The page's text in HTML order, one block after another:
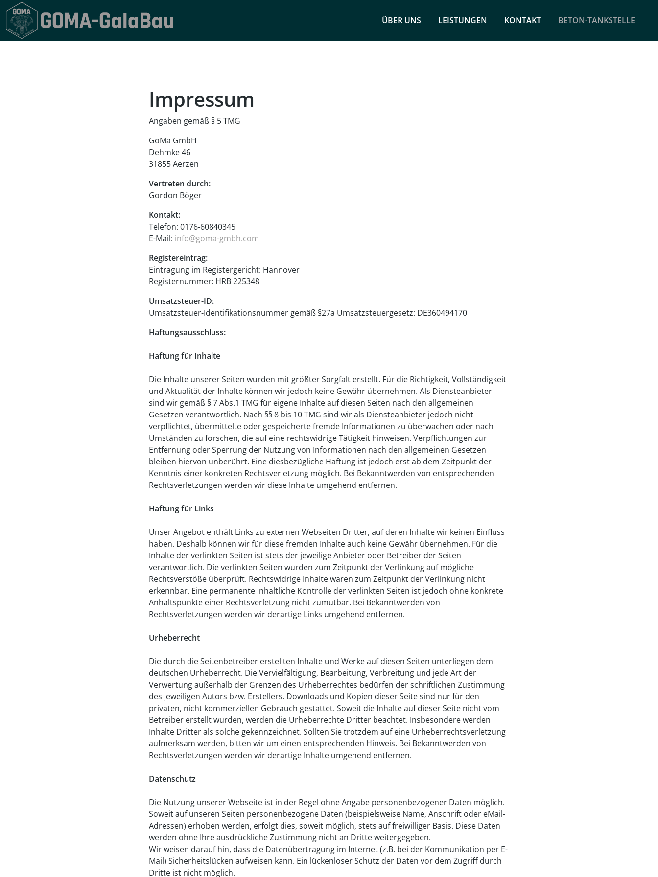
ÜBER UNS LEISTUNGEN KONTAKT BETON-TANKSTELLE
Impressum
Angaben gemäß § 5 TMG
GoMa GmbH
Dehmke 46
31855 Aerzen
Vertreten durch:
Gordon Böger
Kontakt:
Telefon: 0176-60840345
E-Mail: info@goma-gmbh.com
Registereintrag:
Eintragung im Registergericht: Hannover
Registernummer: HRB 225348
Umsatzsteuer-ID:
Umsatzsteuer-Identifikationsnummer gemäß §27a Umsatzsteuergesetz: DE360494170
Haftungsausschluss:
Haftung für Inhalte
Die Inhalte unserer Seiten wurden mit größter Sorgfalt erstellt. Für die Richtigkeit, Vollständigkeit
und Aktualität der Inhalte können wir jedoch keine Gewähr übernehmen. Als Diensteanbieter
sind wir gemäß § 7 Abs.1 TMG für eigene Inhalte auf diesen Seiten nach den allgemeinen
Gesetzen verantwortlich. Nach §§ 8 bis 10 TMG sind wir als Diensteanbieter jedoch nicht
verpflichtet, übermittelte oder gespeicherte fremde Informationen zu überwachen oder nach
Umständen zu forschen, die auf eine rechtswidrige Tätigkeit hinweisen. Verpflichtungen zur
Entfernung oder Sperrung der Nutzung von Informationen nach den allgemeinen Gesetzen
bleiben hiervon unberührt. Eine diesbezügliche Haftung ist jedoch erst ab dem Zeitpunkt der
Kenntnis einer konkreten Rechtsverletzung möglich. Bei Bekanntwerden von entsprechenden
Rechtsverletzungen werden wir diese Inhalte umgehend entfernen.
Haftung für Links
Unser Angebot enthält Links zu externen Webseiten Dritter, auf deren Inhalte wir keinen Einfluss
haben. Deshalb können wir für diese fremden Inhalte auch keine Gewähr übernehmen. Für die
Inhalte der verlinkten Seiten ist stets der jeweilige Anbieter oder Betreiber der Seiten
verantwortlich. Die verlinkten Seiten wurden zum Zeitpunkt der Verlinkung auf mögliche
Rechtsverstöße überprüft. Rechtswidrige Inhalte waren zum Zeitpunkt der Verlinkung nicht
erkennbar. Eine permanente inhaltliche Kontrolle der verlinkten Seiten ist jedoch ohne konkrete
Anhaltspunkte einer Rechtsverletzung nicht zumutbar. Bei Bekanntwerden von
Rechtsverletzungen werden wir derartige Links umgehend entfernen.
Urheberrecht
Die durch die Seitenbetreiber erstellten Inhalte und Werke auf diesen Seiten unterliegen dem
deutschen Urheberrecht. Die Vervielfältigung, Bearbeitung, Verbreitung und jede Art der
Verwertung außerhalb der Grenzen des Urheberrechtes bedürfen der schriftlichen Zustimmung
des jeweiligen Autors bzw. Erstellers. Downloads und Kopien dieser Seite sind nur für den
privaten, nicht kommerziellen Gebrauch gestattet. Soweit die Inhalte auf dieser Seite nicht vom
Betreiber erstellt wurden, werden die Urheberrechte Dritter beachtet. Insbesondere werden
Inhalte Dritter als solche gekennzeichnet. Sollten Sie trotzdem auf eine Urheberrechtsverletzung
aufmerksam werden, bitten wir um einen entsprechenden Hinweis. Bei Bekanntwerden von
Rechtsverletzungen werden wir derartige Inhalte umgehend entfernen.
Datenschutz
Die Nutzung unserer Webseite ist in der Regel ohne Angabe personenbezogener Daten möglich.
Soweit auf unseren Seiten personenbezogene Daten (beispielsweise Name, Anschrift oder eMail-
Adressen) erhoben werden, erfolgt dies, soweit möglich, stets auf freiwilliger Basis. Diese Daten
werden ohne Ihre ausdrückliche Zustimmung nicht an Dritte weitergegeben.
Wir weisen darauf hin, dass die Datenübertragung im Internet (z.B. bei der Kommunikation per E-
Mail) Sicherheitslücken aufweisen kann. Ein lückenloser Schutz der Daten vor dem Zugriff durch
Dritte ist nicht möglich.